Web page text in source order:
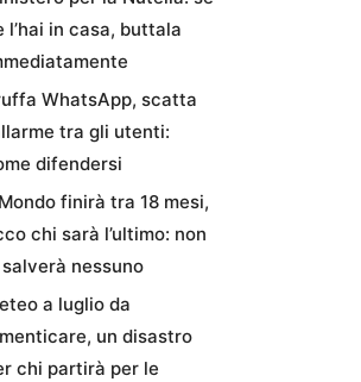
l’hai in casa, buttala
WhatsApp, scatta
tra gli utenti:
difendersi
finirà tra 18 mesi,
chi sarà l’ultimo: non
nessuno
a luglio da
un disastro
chi partirà per le